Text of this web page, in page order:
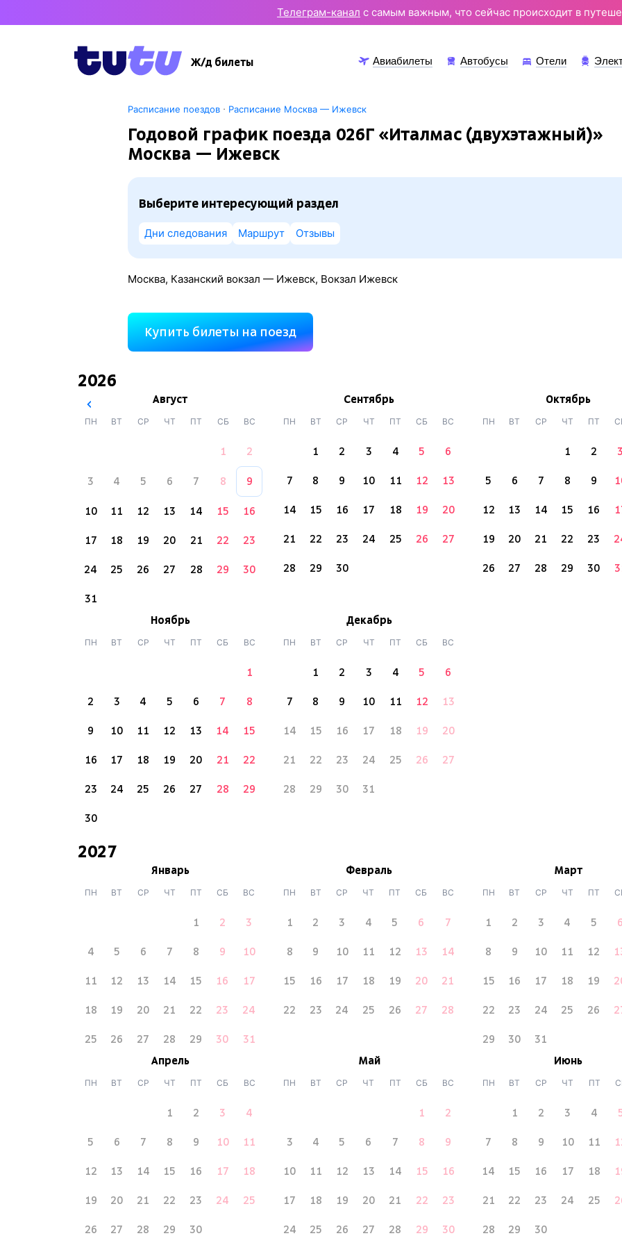
Телеграм-канал с самым важным, что сейчас происходит в
Ж/д билеты Авиабилеты Автобусы Отели
Расписание поездов· Расписание Москва — Ижевск
Годовой график поезда 026Г «Италмас (двухэтажный)»
Москва — Ижевск
Выберите интересующий раздел
Дни следования Маршрут Отзывы
Москва, Казанский вокзал — Ижевск, Вокзал Ижевск
Купить билеты на поезд
2026
Август
ПН ВТ СР ЧТ ПТ СБ ВС
1 2
3 4 5 6 7 8 9
10 11 12 13 14 15 16
17 18 19 20 21 22 23
24 25 26 27 28 29 30
31
Сентябрь
ПН ВТ СР ЧТ ПТ СБ ВС
1 2 3 4 5 6
7 8 9 10 11 12 13
14 15 16 17 18 19 20
21 22 23 24 25 26 27
28 29 30
Октябрь
ПН ВТ СР ЧТ ПТ
1 2 3
5 6 7 8 9
12 13 14 15 16
19 20 21 22 23
26 27 28 29 30
Ноябрь
ПН ВТ СР ЧТ ПТ СБ ВС
1
2 3 4 5 6 7 8
9 10 11 12 13 14 15
16 17 18 19 20 21 22
23 24 25 26 27 28 29
30
Декабрь
ПН ВТ СР ЧТ ПТ СБ ВС
1 2 3 4 5 6
7 8 9 10 11 12 13
14 15 16 17 18 19 20
21 22 23 24 25 26 27
28 29 30 31
2027
Январь
ПН ВТ СР ЧТ ПТ СБ ВС
1 2 3
4 5 6 7 8 9 10
11 12 13 14 15 16 17
18 19 20 21 22 23 24
25 26 27 28 29 30 31
Февраль
ПН ВТ СР ЧТ ПТ СБ ВС
1 2 3 4 5 6 7
8 9 10 11 12 13 14
15 16 17 18 19 20 21
22 23 24 25 26 27 28
Март
ПН ВТ СР ЧТ ПТ
1 2 3 4 5 6
8 9 10 11 12
15 16 17 18 19
22 23 24 25 26
29 30
31
Апрель
ПН ВТ СР ЧТ ПТ СБ ВС
1 2 3 4
5 6 7 8 9 10 11
12 13 14 15 16 17 18
19 20 21 22 23 24 25
26 27 28 29 30
Май
ПН ВТ СР ЧТ ПТ СБ ВС
1 2
3 4 5 6 7 8 9
10 11 12 13 14 15 16
17 18 19 20 21 22 23
24 25 26 27 28 29 30
Июнь
ПН ВТ СР ЧТ ПТ
1 2 3 4
7 8 9 10 11
14 15 16 17 18
21 22 23 24 25
28 29 30